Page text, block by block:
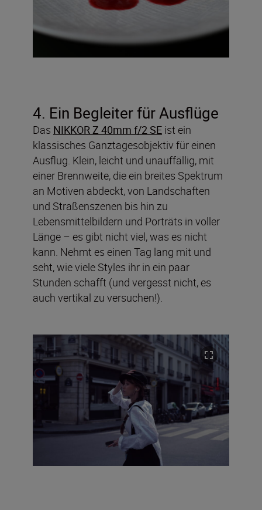
4. Ein Begleiter für Ausflüge
Das NIKKOR Z 40mm f/2 SE ist ein
klassisches Ganztagesobjektiv für einen
Ausflug. Klein, leicht und unauffällig, mit
einer Brennweite, die ein breites Spektrum
an Motiven abdeckt, von Landschaften
und Straßenszenen bis hin zu
Lebensmittelbildern und Porträts in voller
Länge – es gibt nicht viel, was es nicht
kann. Nehmt es einen Tag lang mit und
seht, wie viele Styles ihr in ein paar
Stunden schafft (und vergesst nicht, es
auch vertikal zu versuchen!).